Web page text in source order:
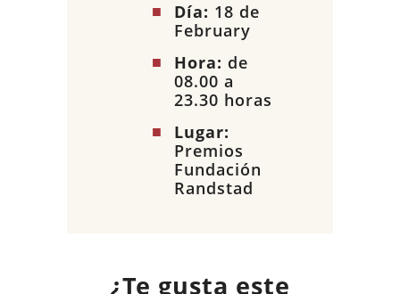
Día: 18 de
February
Hora: de
08.00 a
23.30 horas
Lugar:
Premios
Fundación
Randstad
¿Te gusta este